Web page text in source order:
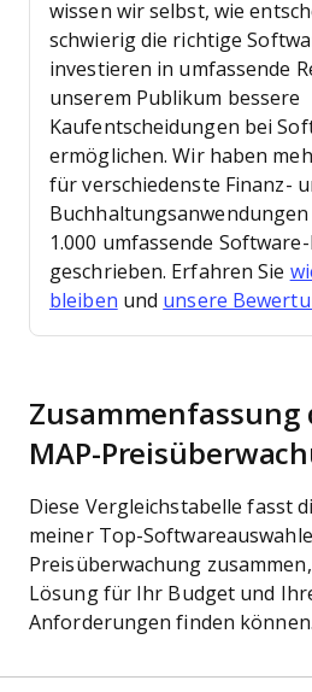
wissen wir selbst, wie
schwierig die richtige
investieren in umfassende
unserem Publikum bessere
Kaufentscheidungen bei
ermöglichen. Wir haben
für verschiedenste Finanz-
1.000 umfassende Software-
geschrieben. Erfahren Sie
bleiben und unsere
Zusammenfassung
MAP-
Diese Vergleichstabelle fasst
meiner Top-
Preisüberwachung
Lösung für Ihr Budget und
Anforderungen finden können.